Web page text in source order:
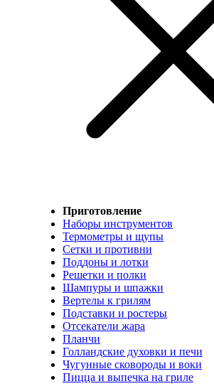
Приготовление
Наборы инструментов
Термометры и щупы
Сетки и противни
Поддоны и лотки
Решетки и полки
Шампуры и шпажки
Вертелы к грилям
Подставки и ростеры
Отсекатели жара
Планчи
Голландские духовки и печи
Чугунные сковороды и воки
Пицца и выпечка на гриле